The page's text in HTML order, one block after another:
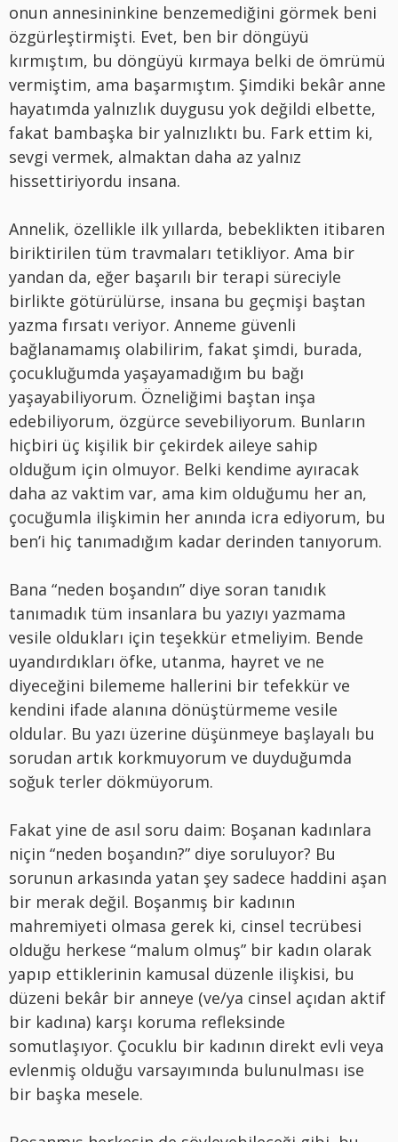
onun annesininkine benzemediğini görmek beni
özgürleştirmişti. Evet, ben bir döngüyü
kırmıştım, bu döngüyü kırmaya belki de ömrümü
vermiştim, ama başarmıştım. Şimdiki bekâr anne
hayatımda yalnızlık duygusu yok değildi elbette,
fakat bambaşka bir yalnızlıktı bu. Fark ettim ki,
sevgi vermek, almaktan daha az yalnız
hissettiriyordu insana.
Annelik, özellikle ilk yıllarda, bebeklikten itibaren
biriktirilen tüm travmaları tetikliyor. Ama bir
yandan da, eğer başarılı bir terapi süreciyle
birlikte götürülürse, insana bu geçmişi baştan
yazma fırsatı veriyor. Anneme güvenli
bağlanamamış olabilirim, fakat şimdi, burada,
çocukluğumda yaşayamadığım bu bağı
yaşayabiliyorum. Özneliğimi baştan inşa
edebiliyorum, özgürce sevebiliyorum. Bunların
hiçbiri üç kişilik bir çekirdek aileye sahip
olduğum için olmuyor. Belki kendime ayıracak
daha az vaktim var, ama kim olduğumu her an,
çocuğumla ilişkimin her anında icra ediyorum, bu
ben’i hiç tanımadığım kadar derinden tanıyorum.
Bana “neden boşandın” diye soran tanıdık
tanımadık tüm insanlara bu yazıyı yazmama
vesile oldukları için teşekkür etmeliyim. Bende
uyandırdıkları öfke, utanma, hayret ve ne
diyeceğini bilememe hallerini bir tefekkür ve
kendini ifade alanına dönüştürmeme vesile
oldular. Bu yazı üzerine düşünmeye başlayalı bu
sorudan artık korkmuyorum ve duyduğumda
soğuk terler dökmüyorum.
Fakat yine de asıl soru daim: Boşanan kadınlara
niçin “neden boşandın?” diye soruluyor? Bu
sorunun arkasında yatan şey sadece haddini aşan
bir merak değil. Boşanmış bir kadının
mahremiyeti olmasa gerek ki, cinsel tecrübesi
olduğu herkese “malum olmuş” bir kadın olarak
yapıp ettiklerinin kamusal düzenle ilişkisi, bu
düzeni bekâr bir anneye (ve/ya cinsel açıdan aktif
bir kadına) karşı koruma refleksinde
somutlaşıyor. Çocuklu bir kadının direkt evli veya
evlenmiş olduğu varsayımında bulunulması ise
bir başka mesele.